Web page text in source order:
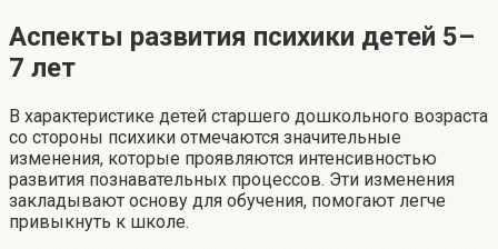
Аспекты развития психики детей 5–
7 лет
В характеристике детей старшего дошкольного возраста
со стороны психики отмечаются значительные
изменения, которые проявляются интенсивностью
развития познавательных процессов. Эти изменения
закладывают основу для обучения, помогают легче
привыкнуть к школе.